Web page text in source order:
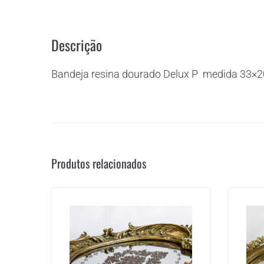
Descrição
Bandeja resina dourado Delux P medida
Produtos relacionados